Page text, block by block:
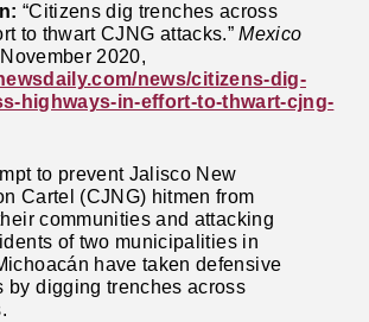
“Citizens dig trenches across
to thwart CJNG attacks.”Mexico
2020,
news/citizens-dig-
highways-in-effort-to-thwart-cjng-
to prevent Jalisco New
Cartel (CJNG) hitmen from
communities and attacking
of two municipalities in
have taken defensive
by digging trenches across